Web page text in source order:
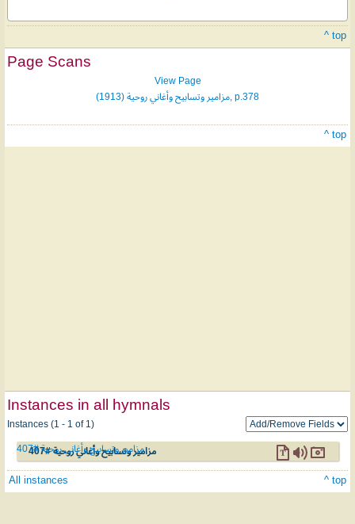
^ top
Page Scans
View Page
مزامير وتسابيح وأغاني روحية (1913), p.378
^ top
Instances in all hymnals
Instances (1 - 1 of 1)
مزامير وتسابيح وأغاني روحية #407
مزامير وتسابيح وأغاني روحية #407
All instances ^ top